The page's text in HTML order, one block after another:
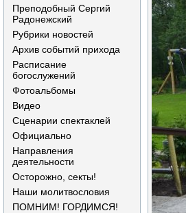
Преподобный Сергий
Радонежский
Рубрики новостей
Архив событий прихода
Расписание
богослужений
Фотоальбомы
Видео
Сценарии спектаклей
Официально
Направления
деятельности
Осторожно, секты!
Наши молитвословия
ПОМНИМ! ГОРДИМСЯ!